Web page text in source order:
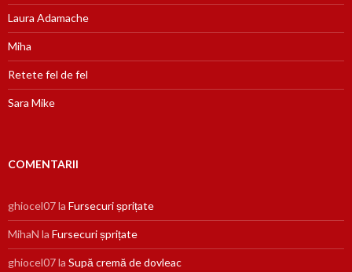
Laura Adamache
Miha
Retete fel de fel
Sara Mike
COMENTARII
ghiocel07la Fursecuri șprițate
MihaN la Fursecuri șprițate
ghiocel07la Supă cremă de dovleac